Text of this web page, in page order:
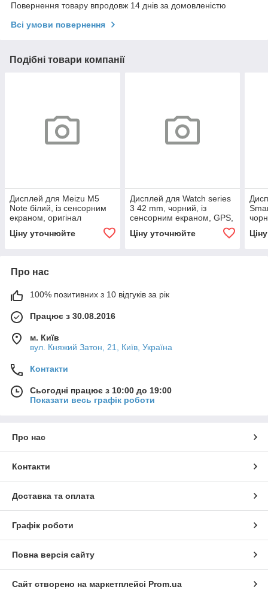
Повернення товару впродовж 14 днів за домовленістю
Всі умови повернення
Подібні товари компанії
Дисплей для Meizu M5
Note білий, із сенсорним
екраном, оригінал
Ціну уточнюйте
Дисплей для Watch series
3 42 mm, чорний, із
сенсорним екраном, GPS,
Ціну уточнюйте
Про нас
100% позитивних з 10 відгуків за рік
Працює з 30.08.2016
м. Київ
вул. Княжий Затон, 21, Київ, Україна
Контакти
Сьогодні працює з 10:00 до 19:00
Показати весь графік роботи
Про нас
Контакти
Доставка та оплата
Графік роботи
Повна версія сайту
Сайт створено на маркетплейсі Prom.ua